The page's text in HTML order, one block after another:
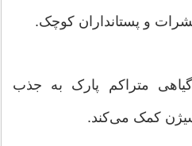
و پستانداران کوچک.
متراکم پارک به جذب
کمک می‌کند.